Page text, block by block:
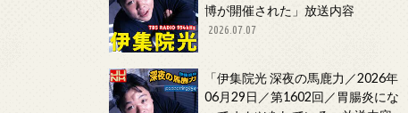
博が開催された」放送内容
2026.07.07
「伊集院光 深夜の馬鹿力／2026年
06月29日／第1602回／胃腸炎にな